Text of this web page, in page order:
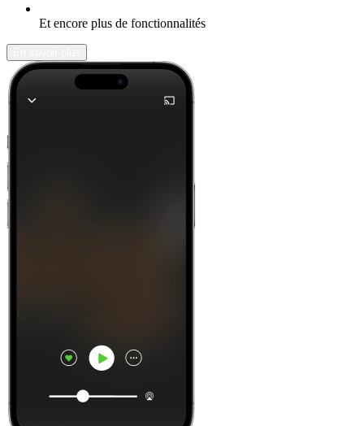
Et encore plus de fonctionnalités